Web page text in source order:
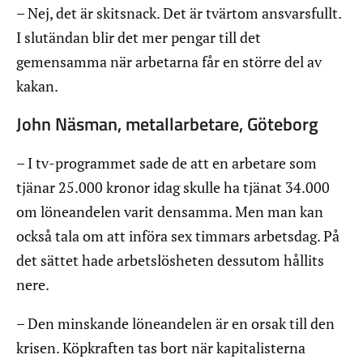
– Nej, det är skitsnack. Det är tvärtom ansvarsfullt.
I slutändan blir det mer pengar till det
gemensamma när arbetarna får en större del av
kakan.
John Näsman, metallarbetare, Göteborg
– I tv-programmet sade de att en arbetare som
tjänar 25.000 kronor idag skulle ha tjänat 34.000
om löneandelen varit densamma. Men man kan
också tala om att införa sex timmars arbetsdag. På
det sättet hade arbetslösheten dessutom hållits
nere.
– Den minskande löneandelen är en orsak till den
krisen. Köpkraften tas bort när kapitalisterna